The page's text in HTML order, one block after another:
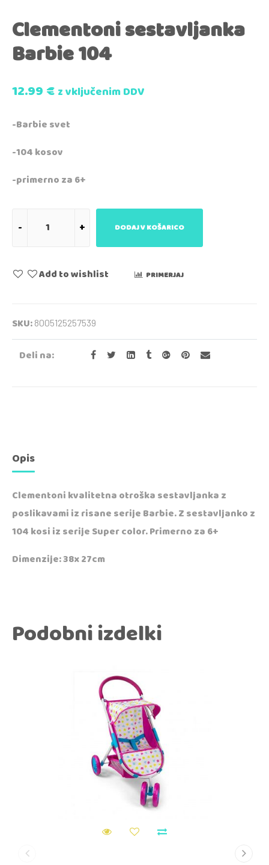
Clementoni sestavljanka
Barbie 104
12.99€z vključenim DDV
-Barbie svet
-104 kosov
-primerno za 6+
DODAJ V KOŠARICO
Add to wishlist PRIMERJAJ
SKU: 8005125257539
Deli na:
Opis
Clementoni kvalitetna otroška sestavljanka z
poslikavami iz risane serije Barbie. Z sestavljanko z
104 kosi iz serije Super color. Primerno za 6+
Dimenzije: 38x 27cm
Podobni izdelki